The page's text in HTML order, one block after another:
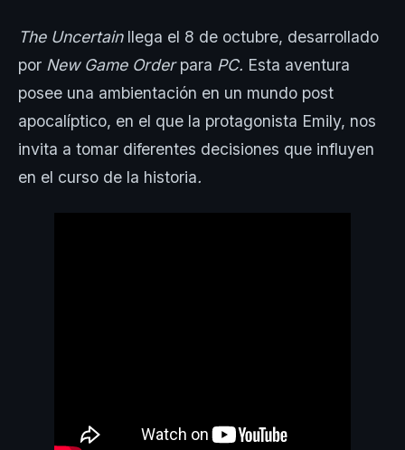
The Uncertain llega el 8 de octubre, desarrollado
por New Game Orderpara PC. Esta aventura
posee una ambientación en un mundo post
apocalíptico, en el que la protagonista Emily, nos
invita a tomar diferentes decisiones que influyen
en el curso de la historia.